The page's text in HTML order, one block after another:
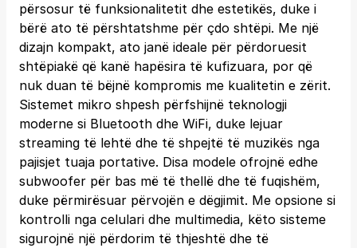
përsosur të funksionalitetit dhe estetikës, duke i
bërë ato të përshtatshme për çdo shtëpi. Me një
dizajn kompakt, ato janë ideale për përdoruesit
shtëpiakë që kanë hapësira të kufizuara, por që
nuk duan të bëjnë kompromis me kualitetin e zërit.
Sistemet mikro shpesh përfshijnë teknologji
moderne si Bluetooth dhe WiFi, duke lejuar
streaming të lehtë dhe të shpejtë të muzikës nga
pajisjet tuaja portative. Disa modele ofrojnë edhe
subwoofer për bas më të thellë dhe të fuqishëm,
duke përmirësuar përvojën e dëgjimit. Me opsione si
kontrolli nga celulari dhe multimedia, këto sisteme
sigurojnë një përdorim të thjeshtë dhe të